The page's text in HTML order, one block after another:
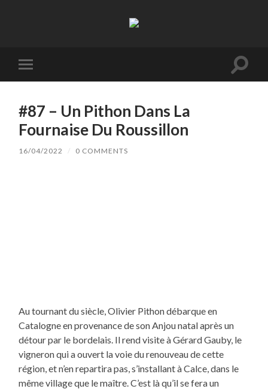
mobile
Toggle
#87 – Un Pithon Dans La
Fournaise Du Roussillon
16/04/2022 / 0 COMMENTS
Au tournant du siècle, Olivier Pithon débarque en
Catalogne en provenance de son Anjou natal après un
détour par le bordelais. Il rend visite à Gérard Gauby, le
vigneron qui a ouvert la voie du renouveau de cette
région, et n’en repartira pas, s’installant à Calce, dans le
même village que le maître. C’est là qu’il se fera un